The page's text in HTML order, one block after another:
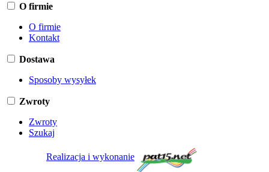
O firmie
O firmie
Kontakt
Dostawa
Sposoby wysyłek
Zwroty
Zwroty
Szukaj
Realizacja i wykonanie